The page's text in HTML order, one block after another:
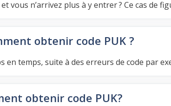
vous n’arrivez plus à y entrer ? Ce cas de
obtenir code PUK ?
en temps, suite à des erreurs de code par
obtenir code PUK?